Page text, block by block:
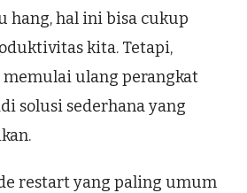
hang, hal ini bisa cukup
kita. Tetapi,
ulang perangkat
solusi sederhana yang
restart yang paling umum